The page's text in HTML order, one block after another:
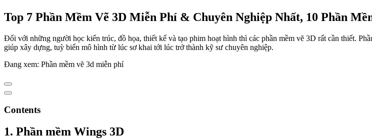
Top 7 Phần Mềm Vẽ 3D Miễn Phí & Chuyên Nghiệp Nhất, 10 Phần
Đối với những người học kiến trúc, đồ họa, thiết kế và tạo phim hoạt hình thì các phần mềm vẽ 3D rất cần thiết.
giúp xây dựng, tuỳ biến mô hình từ lúc sơ khai tới lúc trở thành kỹ sư chuyên nghiệp.
Đang xem: Phần mềm vẽ 3d miễn phí
Contents
1. Phần mềm Wings 3D